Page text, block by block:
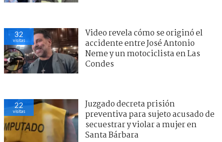
32
visitas
Video revela cómo se originó el
accidente entre José Antonio
Neme y un motociclista en Las
Condes
22
visitas
Juzgado decreta prisión
preventiva para sujeto acusado de
secuestrar y violar a mujer en
Santa Bárbara